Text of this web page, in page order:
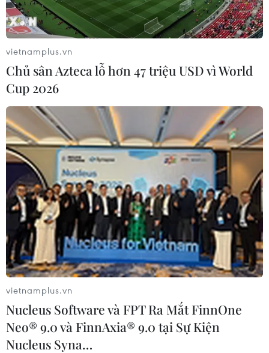
Toyota bán lượng xe kỷ lục và vượt mặt đối
thủ nặng ký
25/04/2014 03:40
Toyota bán được lượng xe kỷ lục là 2,58 triệu chiếc
trong quý 1 năm 2014 và vượt mặt hai đối thủ nặng ký là
Volkswagen và GM.
vietnamplus.vn
Chủ sân Azteca lỗ hơn 47 triệu USD vì World
Cup 2026
vietnamplus.vn
Nucleus Software và FPT Ra Mắt FinnOne
Neo® 9.0 và FinnAxia® 9.0 tại Sự Kiện
Nucleus Syna…